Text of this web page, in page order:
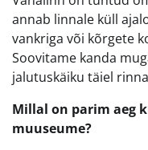
annab linnale küll
vankriga või kõrgete
Soovitame kanda
jalutuskäiku täiel
Millal on parim aeg
muuseume?